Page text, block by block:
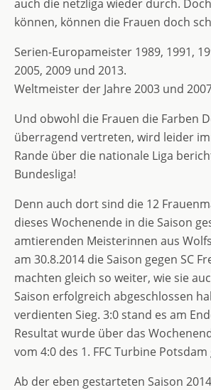
auch die netzliga wieder durch.
können, können die Frauen doch
Serien-Europameister 1989, 1991,
2005, 2009 und 2013.
Weltmeister der Jahre 2003 und
Und obwohl die Frauen die Farben
überragend vertreten, wird leider
Rande über die nationale Liga
Bundesliga!
Denn auch dort sind die 12
dieses Wochenende in die Saison
amtierenden Meisterinnen aus
am 30.8.2014 die Saison gegen SC
machten gleich so weiter, wie sie
Saison erfolgreich abgeschlossen
verdienten Sieg. 3:0 stand es am
Resultat wurde über das
vom 4:0 des 1. FFC Turbine
Ab der eben gestarteten Saison